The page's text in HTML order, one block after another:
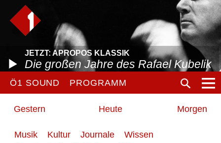
JETZT: APROPOS KLASSIK
Die großen Jahre des Rafael Kubelik
Ö1 SOUND PROGRAMM
Gestern Heute Morgen
Musik Kultur Journale
Wissen